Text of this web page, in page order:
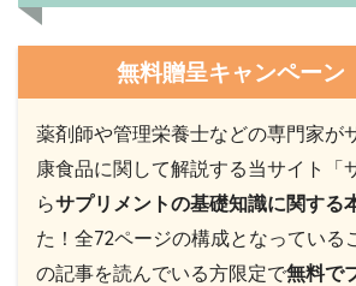
無料贈呈キャンペーン
薬剤師や管理栄養士などの専門家が
康食品に関して解説する当サイト「
らサプリメントの基礎知識に関する
た！全72ページの構成となっている
の記事を読んでいる方限定で無料で